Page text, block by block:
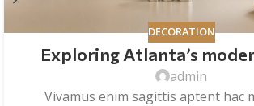
DECORATION
Exploring Atlanta’s
admin
Vivamus enim sagittis aptent hac